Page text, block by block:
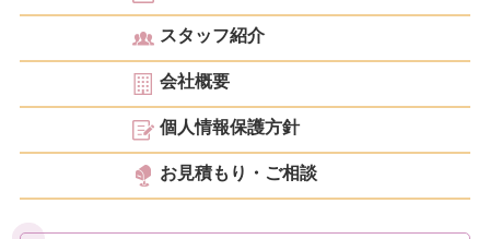
スタッフ紹介
会社概要
個人情報保護方針
お見積もり・ご相談